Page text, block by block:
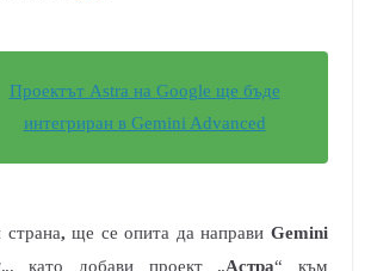
Проектът Astra на Google ще бъде
интегриран в Gemini Advanced
страна,ще се опита да направиGemini
„, като добави проект „Астра“ към